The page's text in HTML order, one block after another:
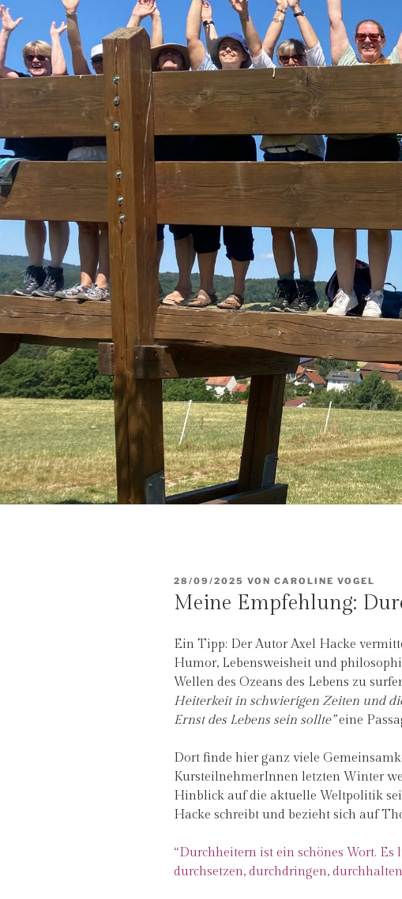
VERÖFFENTLICHT
AM
28/09/2025 VON CAROLINE VOGEL
Meine Empfehlung:
Ein Tipp: Der Autor Axel Hacke
Humor, Lebensweisheit und
Wellen des Ozeans des Lebens zu
Heiterkeit in schwierigen Zeiten und
Ernst des Lebens sein sollte”eine
Dort finde hier ganz viele
KursteilnehmerInnen letzten Winter
Hinblick auf die aktuelle Weltpolitik
Hacke schreibt und bezieht sich auf
“Durchheitern ist ein schönes Wort.
durchsetzen, durchdringen,